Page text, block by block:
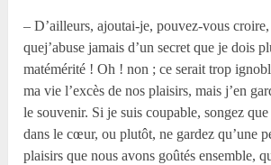
– D’ailleurs, ajoutai-je, pouvez-vous
quej’abuse jamais d’un secret que je dois
matémérité ! Oh ! non ; ce serait trop
ma vie l’excès de nos plaisirs, mais j’en
le souvenir. Si je suis coupable, songez
dans le cœur, ou plutôt, ne gardez qu’une
plaisirs que nous avons goûtés ensemble,